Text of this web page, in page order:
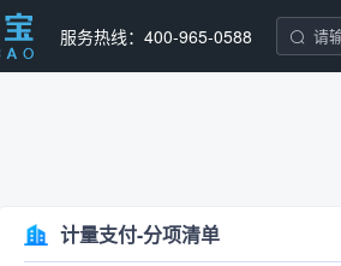
服务热线：400-965-0588
计量支付-分项清单